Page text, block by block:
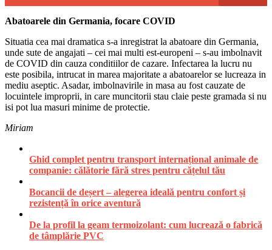
Abatoarele din Germania, focare COVID
Situatia cea mai dramatica s-a inregistrat la abatoare din Germania,
unde sute de angajati – cei mai multi est-europeni – s-au imbolnavit
de COVID din cauza conditiilor de cazare. Infectarea la lucru nu
este posibila, intrucat in marea majoritate a abatoarelor se lucreaza in
mediu aseptic. Asadar, imbolnavirile in masa au fost cauzate de
locuintele improprii, in care muncitorii stau claie peste gramada si nu
isi pot lua masuri minime de protectie.
Miriam
Ghid complet pentru transport internațional animale de
companie: călătorie fără stres pentru cățelul tău
Bocancii de deșert – alegerea ideală pentru confort și
rezistență în orice aventură
De la profil la geam termoizolant: cum lucrează o fabrică
de tâmplărie PVC